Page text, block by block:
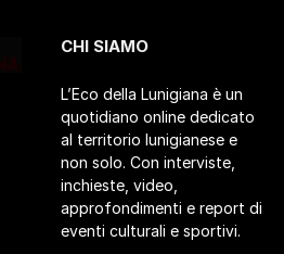
CHI SIAMO
L’Eco della Lunigiana è un
quotidiano online dedicato
al territorio lunigianese e
non solo. Con interviste,
inchieste, video,
approfondimenti e report di
eventi culturali e sportivi.